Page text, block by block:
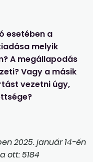
esetében a
melyik
A megállapodás
Vagy a másik
vezetni úgy,
2025. január 14-én
ott: 5184